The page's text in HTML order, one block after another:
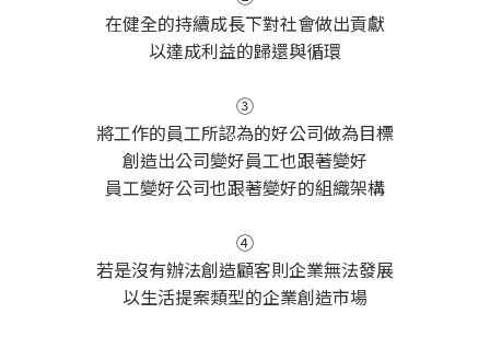
在健全的持續成長下對社會做出貢獻
以達成利益的歸還與循環
➂
將工作的員工所認為的好公司做為目標
創造出公司變好員工也跟著變好
員工變好公司也跟著變好的組織架構
④
若是沒有辦法創造顧客則企業無法發展
以生活提案類型的企業創造市場